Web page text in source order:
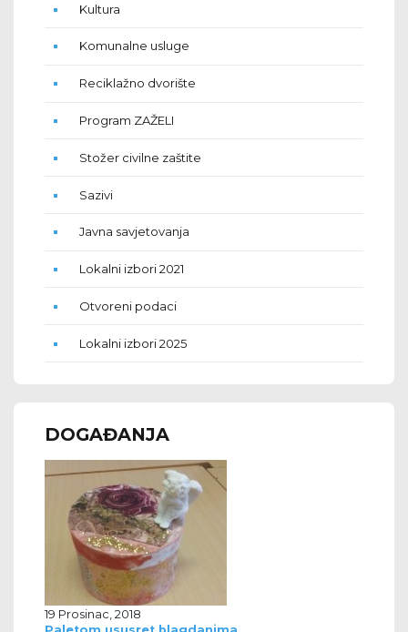
Kultura
Komunalne usluge
Reciklažno dvorište
Program ZAŽELI
Stožer civilne zaštite
Sazivi
Javna savjetovanja
Lokalni izbori 2021
Otvoreni podaci
Lokalni izbori 2025
DOGAĐANJA
19 Prosinac, 2018